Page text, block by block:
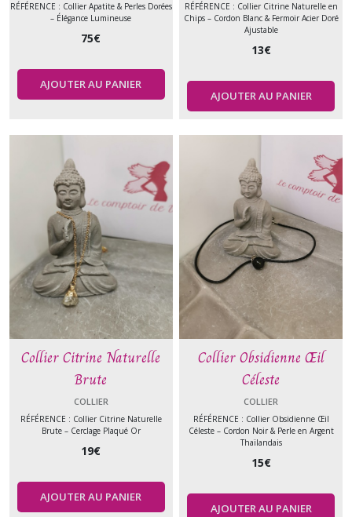
RÉFÉRENCE : Collier Apatite & Perles Dorées
– Élégance Lumineuse
75€
AJOUTER AU PANIER
RÉFÉRENCE : Collier Citrine Naturelle en
Chips – Cordon Blanc & Fermoir Acier Doré
Ajustable
13€
AJOUTER AU PANIER
Collier Citrine Naturelle
Brute
COLLIER
RÉFÉRENCE : Collier Citrine Naturelle
Brute – Cerclage Plaqué Or
19€
AJOUTER AU PANIER
Collier Obsidienne Œil
Céleste
COLLIER
RÉFÉRENCE : Collier Obsidienne Œil
Céleste – Cordon Noir & Perle en Argent
Thaïlandais
15€
AJOUTER AU PANIER